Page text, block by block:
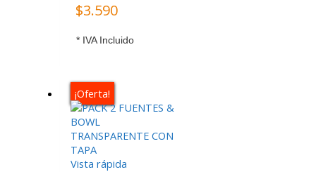
$3.590
* IVA Incluido
¡Oferta!
Vista rápida